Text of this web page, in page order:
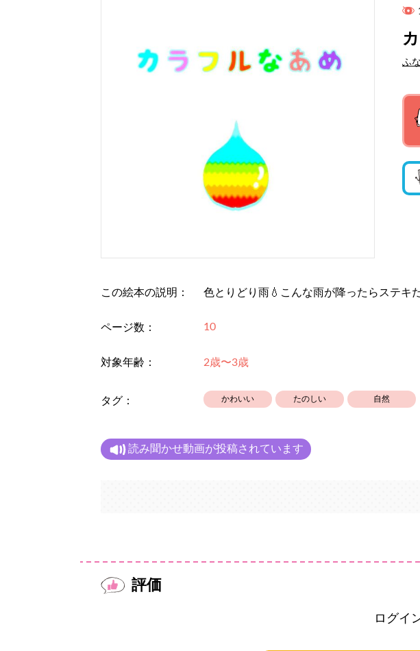
ふ
この絵本の説明： 色とりどり雨💧こんな雨が降ったらステキ
ページ数： 10
対象年齢： 2歳〜3歳
タグ： かわいい たのしい 自然
読み聞かせ動画が投稿されています
評価
ログイ